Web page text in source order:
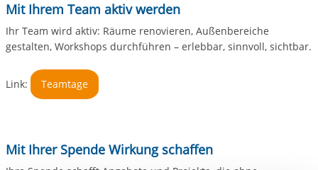
Mit Ihrem Team aktiv werden
Ihr Team wird aktiv: Räume renovieren, Außenbereiche
gestalten, Workshops durchführen – erlebbar, sinnvoll, sichtbar.
Link: Teamtage
Mit Ihrer Spende Wirkung schaffen